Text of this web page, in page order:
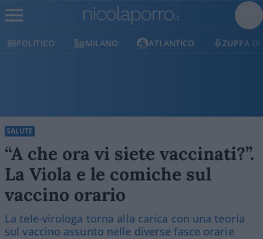
POLITICO MILANO ATLANTICO ZUPPA DI
SALUTE
“A che ora vi siete vaccinati?”.
La Viola e le comiche sul
vaccino orario
La tele-virologa torna alla carica con una teoria
sul vaccino assunto nelle diverse fasce orarie